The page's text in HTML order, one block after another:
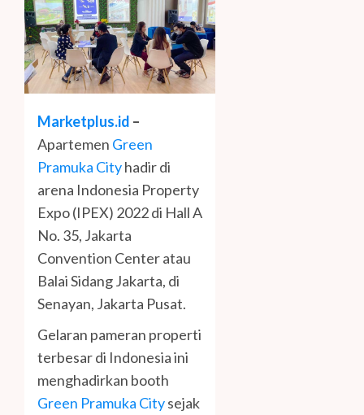
Marketplus.id –
Apartemen Green
Pramuka Cityhadir di
arena Indonesia Property
Expo (IPEX) 2022 di Hall A
No. 35, Jakarta
Convention Center atau
Balai Sidang Jakarta, di
Senayan, Jakarta Pusat.
Gelaran pameran properti
terbesar di Indonesia ini
menghadirkan booth
Green Pramuka Citysejak